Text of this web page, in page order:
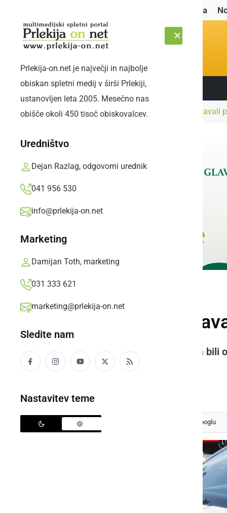
Naslovnica
ČETRTEK, 6. AVGUST 2026 Sledite nam:
Prlekija-on.net je največji in najbolje
obiskan spletni medij v širši Prlekiji,
ustanovljen leta 2005. Mesečno nas
obišče okoli 450 tisoč obiskovalcev.
Uredništvo
Dejan Razlag, odgovorni urednik
041 956 530
info@prlekija-on.net
Marketing
Damijan Toth, marketing
031 333 621
marketing@prlekija-on.net
Sledite nam
Nastavitev teme
Naslovnica Črna kronikaV soboto obravnavali
V soboto
Na področju kriminalitete pa sta bili
zloraba osebnih podatkov.
Izberite kot svoj prednostni vir na Googlu